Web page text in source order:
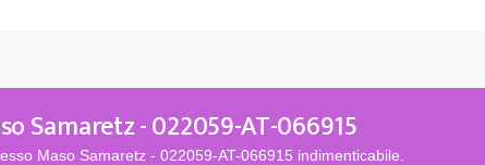
Samaretz - 022059-AT-066915
Maso Samaretz - 022059-AT-066915 indimenticabile.